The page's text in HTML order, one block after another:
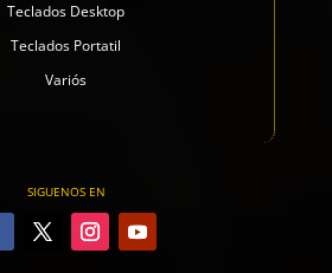
Teclados Desktop
Teclados Portatil
Variós
SIGUENOS EN